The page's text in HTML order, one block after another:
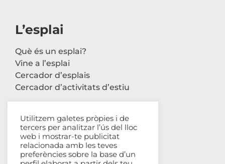
L’esplai
Què és un esplai?
Vine a l’esplai
Cercador d’esplais
Cercador d’activitats d’estiu
Contacte
Carrer Avinyó, 44 2n
Utilitzem galetes pròpies i de
tercers per analitzar l’ús del lloc
web i mostrar-te publicitat
relacionada amb les teves
preferències sobre la base d’un